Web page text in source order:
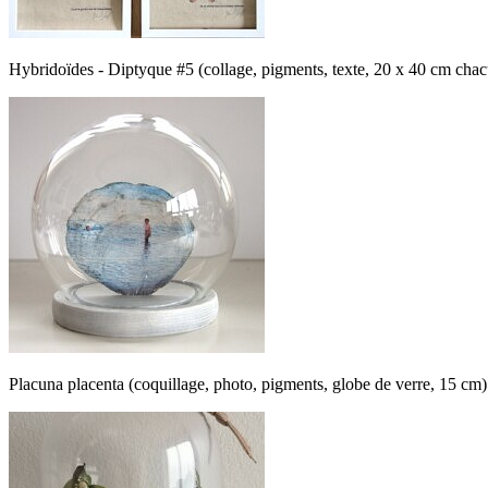
Hybridoïdes - Diptyque #5 (collage, pigments, texte, 20 x 40 cm
Placuna placenta (coquillage, photo, pigments, globe de verre, 15 cm)